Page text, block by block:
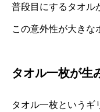
普段目にするタオ
この意外性が大きな
タオル一枚が生
タオル一枚というギ